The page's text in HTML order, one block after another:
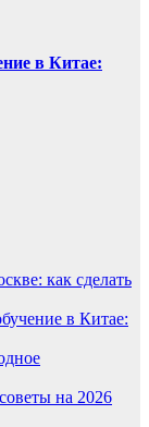
в Китае:
как сделать
в Китае:
на 2026